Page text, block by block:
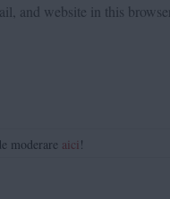
and website in this
moderare aici !